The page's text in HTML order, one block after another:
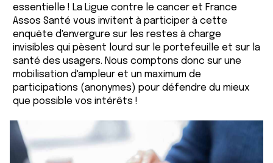
essentielle ! La Ligue contre le cancer et France
Assos Santé vous invitent à participer à cette
enquête d'envergure sur les restes à charge
invisibles qui pèsent lourd sur le portefeuille et sur la
santé des usagers. Nous comptons donc sur une
mobilisation d'ampleur et un maximum de
participations (anonymes) pour défendre du mieux
que possible vos intérêts !